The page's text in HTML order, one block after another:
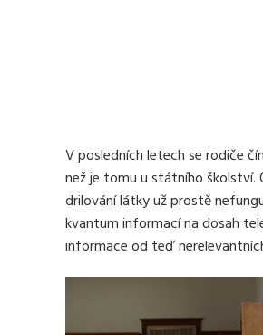
V posledních letech se rodiče
než je tomu u státního
drilování látky už prostě
kvantum informací na dosah
informace od teď